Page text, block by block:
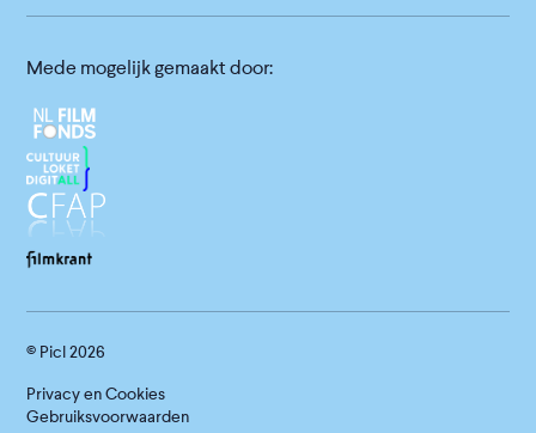
Mede mogelijk gemaakt door:
© Picl2026
Privacy en Cookies
Gebruiksvoorwaarden